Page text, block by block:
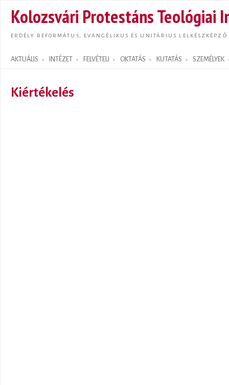
Kolozsvári Protestáns Teológiai
ERDÉLY REFORMÁTUS, EVANGÉLIKUS ÉS UNITÁRIUS LELKÉSZKÉPZŐ
AKTUÁLIS INTÉZET FELVÉTELI OKTATÁS KUTATÁS SZEMÉLYEK
Search form
Kiértékelés